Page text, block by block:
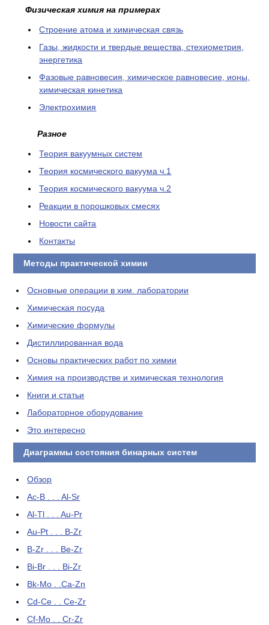
Физическая химия на примерах
Cтроение атома и химическая связь
Газы, жидкости и твердые вещества, стехиометрия,
энергетика
Фазовые равновесия, химическое равновесие, ионы,
химическая кинетика
Электрохимия
Разное
Теория вакуумных систем
Теория космического вакуума ч.1
Теория космического вакуума ч.2
Реакции в порошковых смесях
Новости сайта
Контакты
Методы практической химии
Основные операции в хим. лаборатории
Химическая посуда
Химические формулы
Дистиллированная вода
Основы практических работ по химии
Химия на производстве и химическая технология
Книги и статьи
Лабораторное оборудование
Это интересно
Диаграммы состояния бинарных систем
Обзор
Ac-B . . . Al-Sr
Al-Tl . . . Au-Pr
Au-Pt . . . B-Zr
B-Zr . . . Be-Zr
Bi-Br . . . Bi-Zr
Bk-Mo . .Ca-Zn
Cd-Ce . . Ce-Zr
Cf-Mo . . Cr-Zr